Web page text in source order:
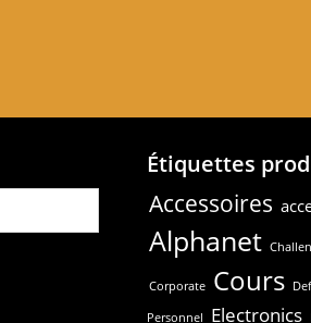
Étiquettes
Accessoires
Alphanet
Corporate Cours
Personnel Electronics